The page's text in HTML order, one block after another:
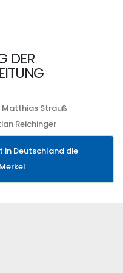
DER
Strauß
Reichinger
in Deutschland die